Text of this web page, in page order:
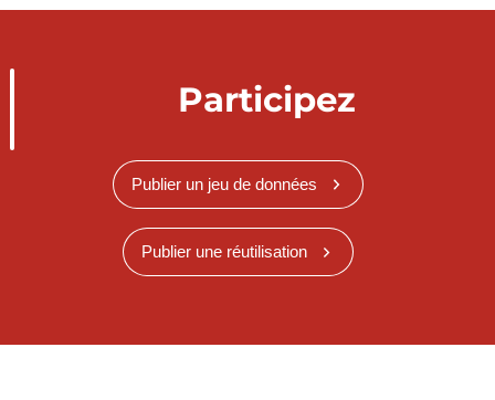
Participez
Publier un jeu de données
Publier une réutilisation